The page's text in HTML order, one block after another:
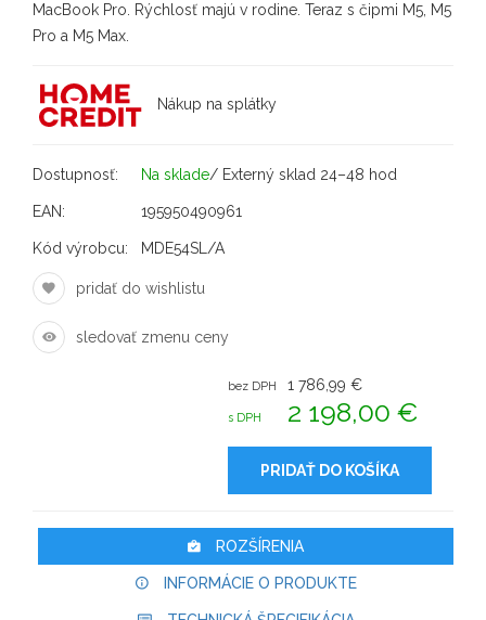
MacBook Pro. Rýchlosť majú v rodine. Teraz s čipmi M5, M5
Pro a M5 Max.
Nákup na splátky
Dostupnosť: Na sklade/ Externý sklad 24–48 hod
EAN: 195950490961
Kód výrobcu: MDE54SL/A
pridať do wishlistu
sledovať zmenu ceny
bez DPH 1 786,99 €
s DPH 2 198,00 €
PRIDAŤ DO KOŠÍKA
ROZŠÍRENIA
INFORMÁCIE O PRODUKTE